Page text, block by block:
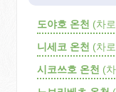
도야호 온천 (차
니세코 온천 (차
시코쓰호 온천 (